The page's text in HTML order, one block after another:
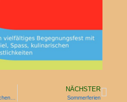
NÄCHSTER
Sommerferien